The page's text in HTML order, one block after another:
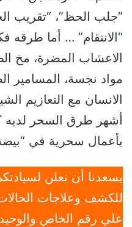
“جلب الحظ”، “تقريب
“الانتقام” … أما طرقه
الاعشاب المضرة، مخ
مواد نجسة، المسامير
الانسان مع التعازيم
أشهر طرق السحر لديه
بأعمال سحرية في
يسعدنا أن نعلن
للكشف وعلاجات
علي رقم الخاص